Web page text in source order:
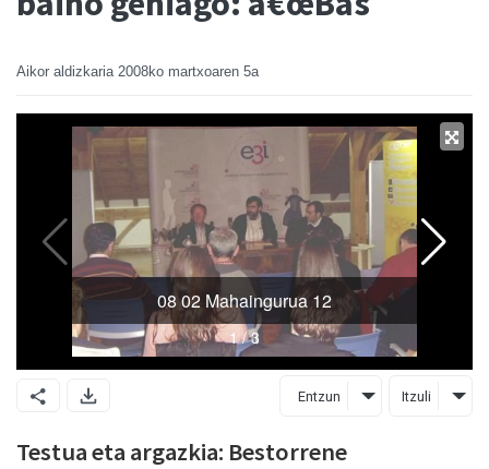
Aikor aldizkaria 2008ko martxoaren 5a
Entzun Itzuli
Testua eta argazkia: Bestorrene